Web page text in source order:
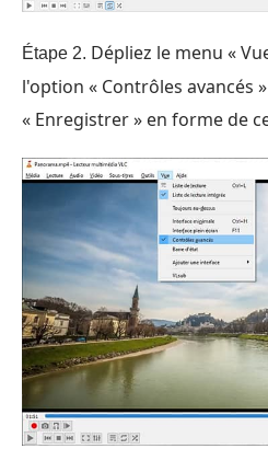
Étape 2. Dépliez le menu «
l'option « Contrôles avancés
« Enregistrer » en forme de